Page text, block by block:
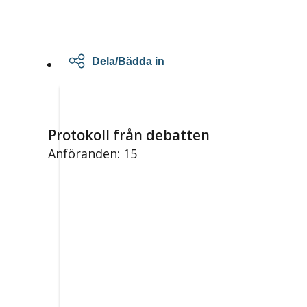
Dela/Bädda in
Protokoll från debatten
Anföranden: 15